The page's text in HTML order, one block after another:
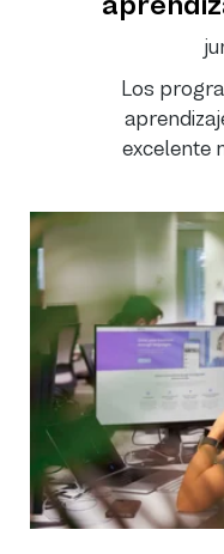
Los
excelente